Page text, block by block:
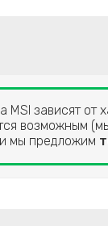
MSI зависят от
возможным
мы предложим